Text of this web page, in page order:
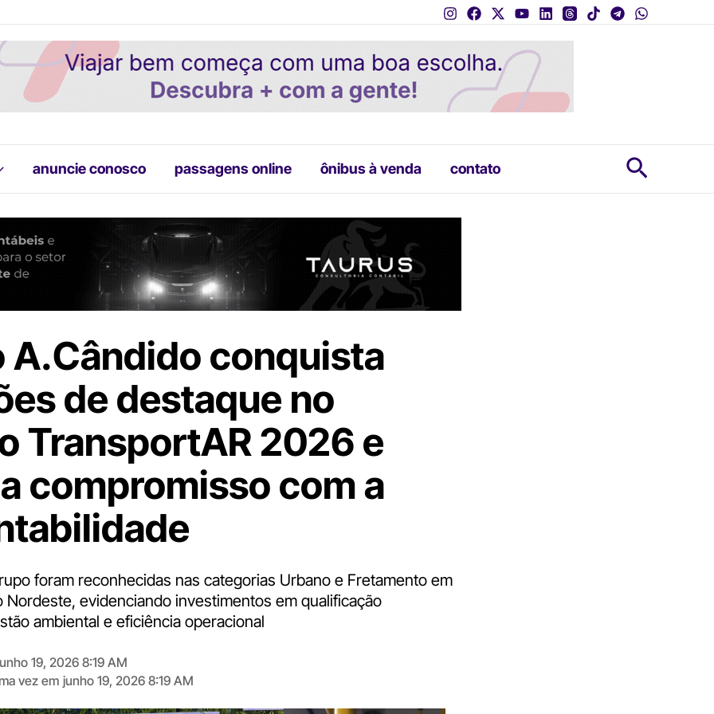
anuncie conosco passagens online ônibus à venda contato
A.Cândido conquista
de destaque no
TransportAR 2026 e
compromisso com a
foram reconhecidas nas categorias Urbano e Fretamento em
Nordeste, evidenciando investimentos em qualificação
ambiental e eficiência operacional
19, 2026 8:19 AM
vez em junho 19, 2026 8:19 AM